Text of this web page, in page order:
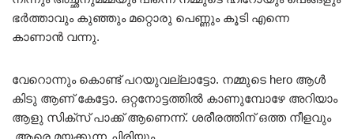
ഭർത്താവും കുഞ്ഞും മറ്റൊരു പെണ്ണും കൂടി എന്നെ
കാണാൻ വന്നു.
വേറൊന്നും കൊണ്ട് പറയുവല്ലാട്ടോ. നമ്മുടെ hero ആൾ
കിടു ആണ് കേട്ടോ. ഒറ്റനോട്ടത്തിൽ കാണുമ്പോഴേ അറിയാം
ആളു സിക്സ് പാക്ക് ആണെന്ന്. ശരീരത്തിന് ഒത്ത നീളവും